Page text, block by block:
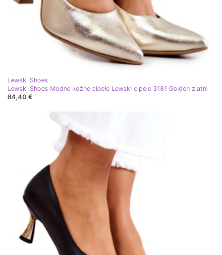
Lewski Shoes
Lewski Shoes Modne kožne cipele Lewski cipele 3181 Golden zlatni
64,40 €